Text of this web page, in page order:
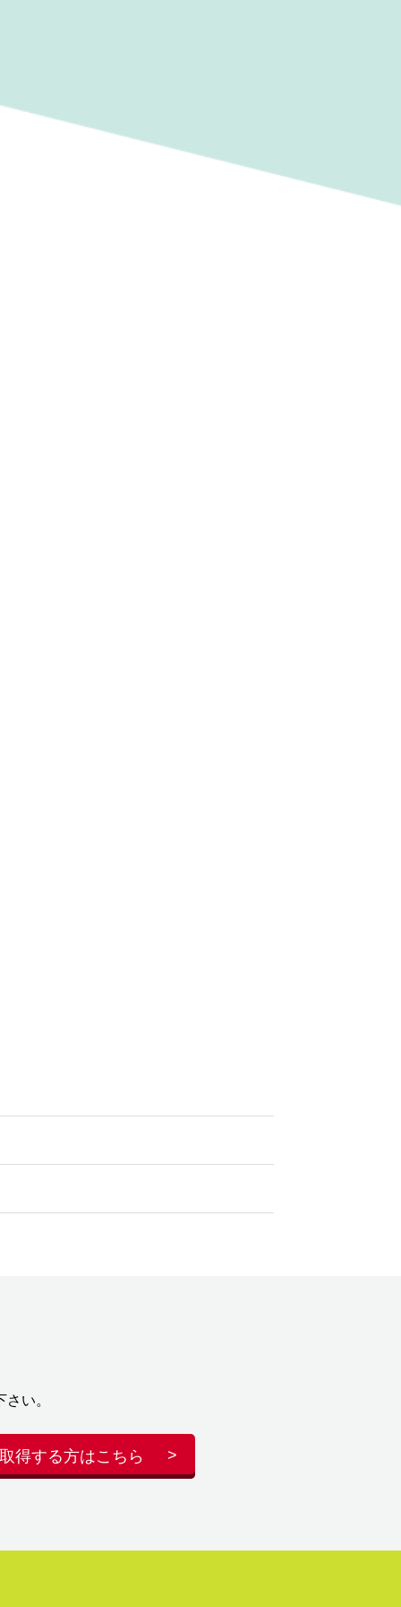
い。
得する方はこちら